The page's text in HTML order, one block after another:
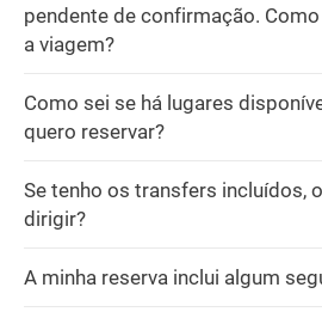
pendente de confirmação.
a viagem?
Como sei se há lugares
quero reservar?
Se tenho os transfers incluídos,
dirigir?
A minha reserva inclui algum